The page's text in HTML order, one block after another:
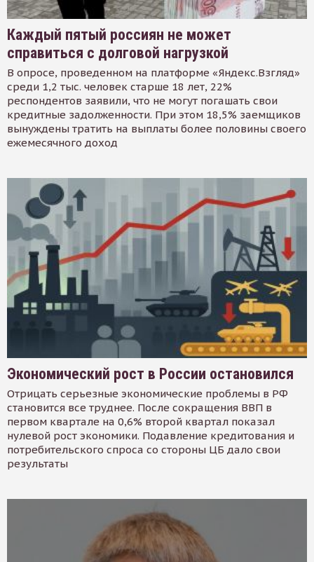
Каждый пятый россиян не может
справиться с долговой нагрузкой
В опросе, проведенном на платформе «Яндекс.Взгляд»
среди 1,2 тыс. человек старше 18 лет, 22%
респондентов заявили, что не могут погашать свои
кредитные задолженности. При этом 18,5% заемщиков
вынуждены тратить на выплаты более половины своего
ежемесячного доход
Экономический рост в России остановился
Отрицать серьезные экономические проблемы в РФ
становится все труднее. После сокращения ВВП в
первом квартале на 0,6% второй квартал показал
нулевой рост экономики. Подавление кредитования и
потребительского спроса со стороны ЦБ дало свои
результаты